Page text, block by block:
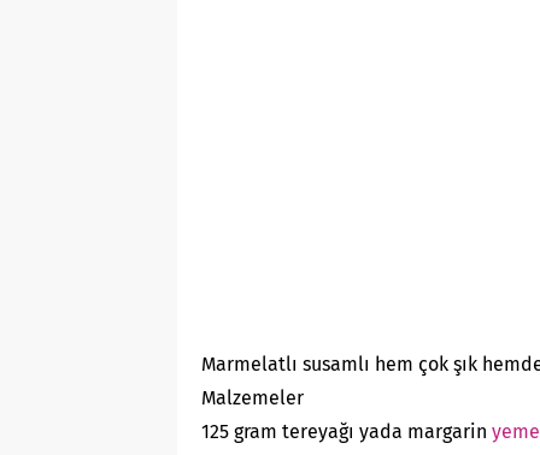
Marmelatlı susamlı hem çok şık
Malzemeler
125 gram tereyağı yada margarin